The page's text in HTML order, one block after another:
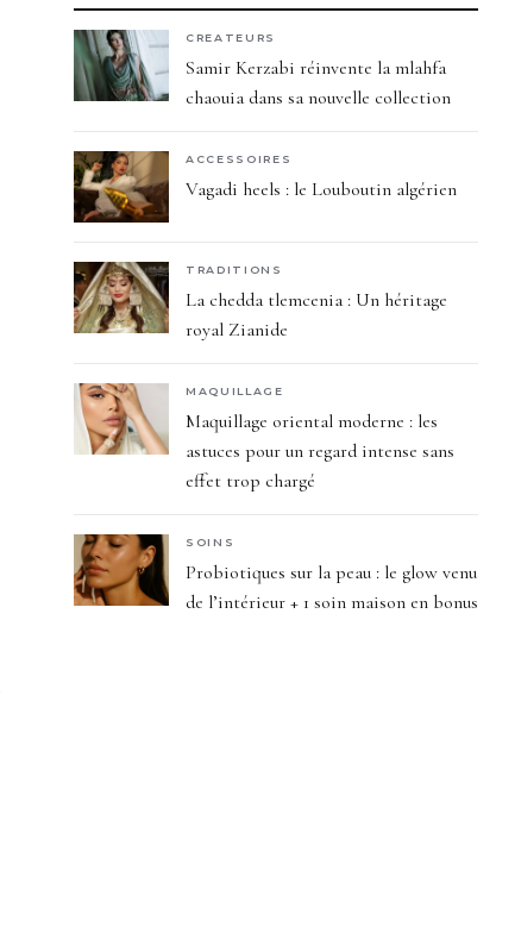
CREATEURS
Samir Kerzabi réinvente la mlahfa
chaouia dans sa nouvelle collection
ACCESSOIRES
Vagadi heels : le Louboutin algérien
TRADITIONS
La chedda tlemcenia : Un héritage
royal Zianide
MAQUILLAGE
Maquillage oriental moderne : les
astuces pour un regard intense sans
effet trop chargé
SOINS
Probiotiques sur la peau : le glow venu
de l’intérieur + 1 soin maison en bonus